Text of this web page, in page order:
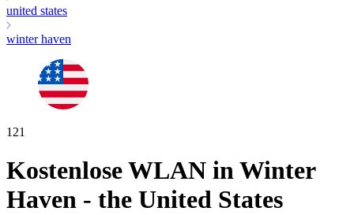
united states
winter haven
121
Kostenlose WLAN inWinter
Haven - the United States